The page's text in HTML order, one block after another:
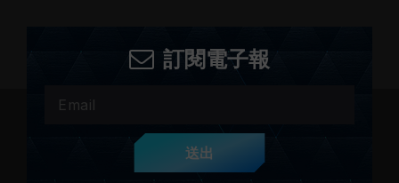
訂閱電子報
送出